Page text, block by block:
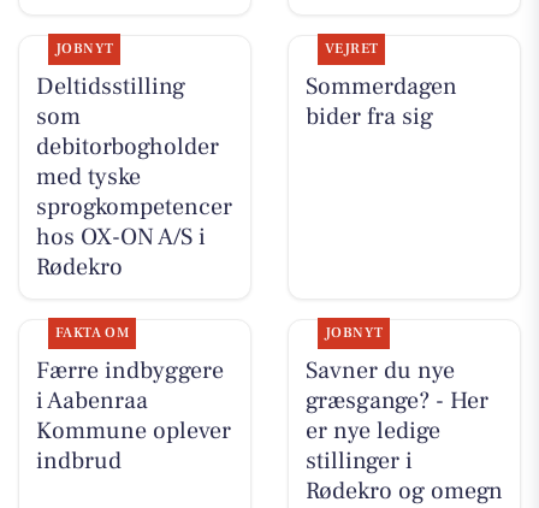
JOBNYT
Deltidsstilling
som
debitorbogholder
med tyske
sprogkompetencer
hos OX-ON A/S i
Rødekro
VEJRET
Sommerdagen
bider fra sig
FAKTA OM
Færre indbyggere
i Aabenraa
Kommune oplever
indbrud
JOBNYT
Savner du nye
græsgange? - Her
er nye ledige
stillinger i
Rødekro og omegn